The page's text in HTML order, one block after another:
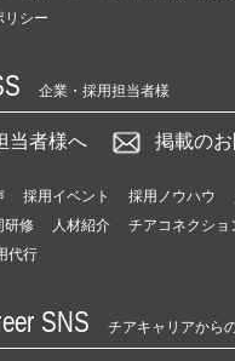
リシー
企業・採用担当者様
当者様へ 掲載の
採用イベント 採用ノウハウ
研修
人材紹介 チアコネクショ
代行
SNS チアキャリアから